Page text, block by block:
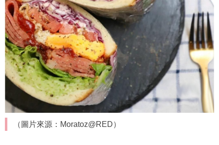
（圖片來源：Moratoz@RED）